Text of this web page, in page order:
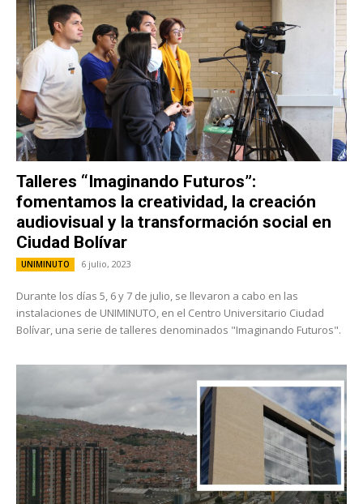
Talleres “Imaginando Futuros”:
fomentamos la creatividad, la creación
audiovisual y la transformación social en
Ciudad Bolívar
UNIMINUTO 6 julio, 2023
Durante los días 5, 6 y 7 de julio, se llevaron a cabo en las
instalaciones de UNIMINUTO, en el Centro Universitario Ciudad
Bolívar, una serie de talleres denominados "Imaginando Futuros".